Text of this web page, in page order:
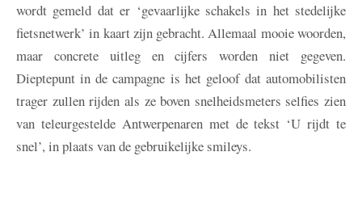
wordt gemeld dat er ‘gevaarlijke schakels in het stedelijke
fietsnetwerk’ in kaart zijn gebracht. Allemaal mooie woorden,
maar concrete uitleg en cijfers worden niet gegeven.
Dieptepunt in de campagne is het geloof dat automobilisten
trager zullen rijden als ze boven snelheidsmeters selfies zien
van teleurgestelde Antwerpenaren met de tekst ‘U rijdt te
snel’, in plaats van de gebruikelijke smileys.